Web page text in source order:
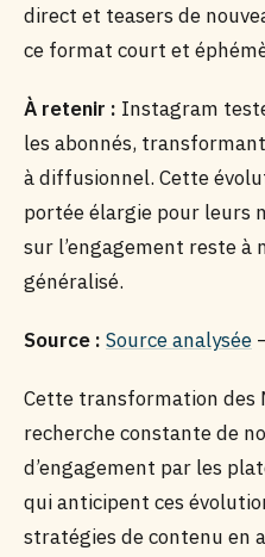
direct et teasers de
ce format court et
À retenir : Instagram
les abonnés,
à diffusionnel. Cette
portée élargie pour leurs
sur l’engagement reste
généralisé.
Source : Source analysée
Cette transformation
recherche constante de
d’engagement par les
qui anticipent ces
stratégies de contenu en